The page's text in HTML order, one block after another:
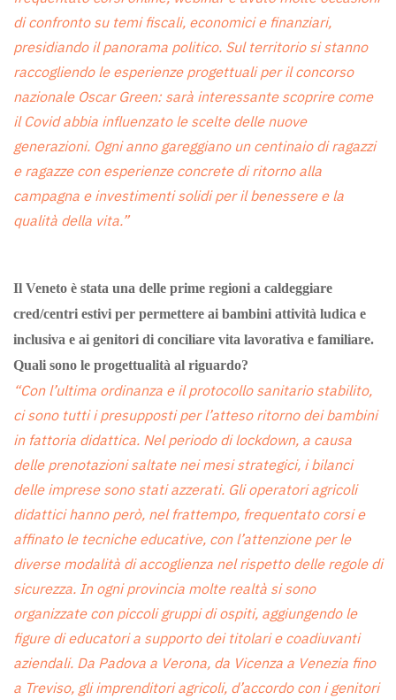
di confronto su temi fiscali, economici e finanziari,
presidiando il panorama politico. Sul territorio si stanno
raccogliendo le esperienze progettuali per il concorso
nazionale Oscar Green: sarà interessante scoprire come
il Covid abbia influenzato le scelte delle nuove
generazioni. Ogni anno gareggiano un centinaio di ragazzi
e ragazze con esperienze concrete di ritorno alla
campagna e investimenti solidi per il benessere e la
qualità della vita.”
Il Veneto è stata una delle prime regioni a caldeggiare
cred/centri estivi per permettere ai bambini attività ludica e
inclusiva e ai genitori di conciliare vita lavorativa e familiare.
Quali sono le progettualità al riguardo?
“Con l’ultima ordinanza e il protocollo sanitario stabilito,
ci sono tutti i presupposti per l’atteso ritorno dei bambini
in fattoria didattica. Nel periodo di lockdown, a causa
delle prenotazioni saltate nei mesi strategici, i bilanci
delle imprese sono stati azzerati. Gli operatori agricoli
didattici hanno però, nel frattempo, frequentato corsi e
affinato le tecniche educative, con l’attenzione per le
diverse modalità di accoglienza nel rispetto delle regole di
sicurezza. In ogni provincia molte realtà si sono
organizzate con piccoli gruppi di ospiti, aggiungendo le
figure di educatori a supporto dei titolari e coadiuvanti
aziendali. Da Padova a Verona, da Vicenza a Venezia fino
a Treviso, gli imprenditori agricoli, d’accordo con i genitori